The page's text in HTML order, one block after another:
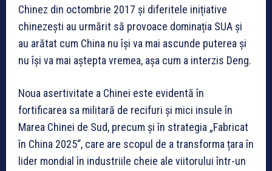
Chinez din octombrie 2017 și diferitele inițiative
chinezești au urmărit să provoace dominația SUA și
au arătat cum China nu își va mai ascunde puterea și
nu își va mai aștepta vremea, așa cum a interzis Deng.
Noua asertivitate a Chinei este evidentă în
fortificarea sa militară de recifuri și mici insule în
Marea Chinei de Sud, precum și în strategia „Fabricat
în China 2025“, care are scopul de a transforma țara în
lider mondial în industriile cheie ale viitorului într-un